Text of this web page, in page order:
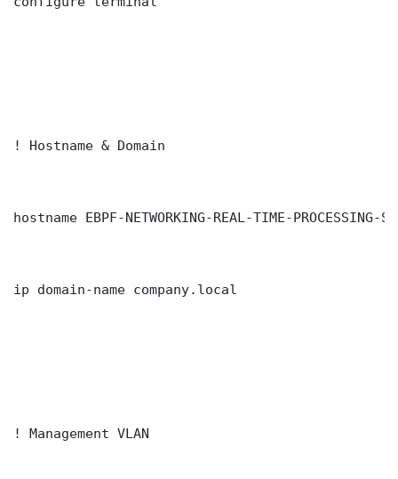
! Hostname & Domain
hostname EBPF-NETWORKING-REAL-TIME-PROCESSING-
ip domain-name company.local
! Management VLAN